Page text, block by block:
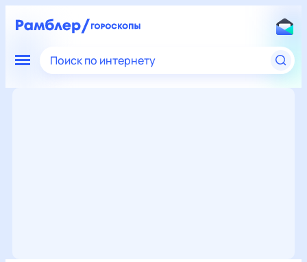
Поиск по интернету